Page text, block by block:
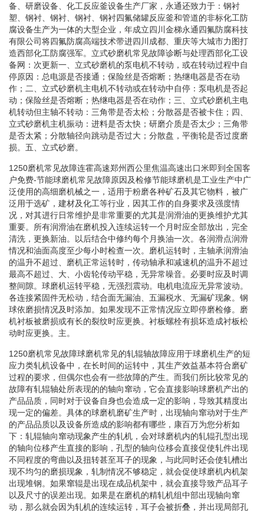
备、研磨设备、化工反应釜设备生产厂家，永通还致力于：钢衬
塑、钢衬、钢衬、钢衬、钢衬四氟储罐反应釜和管道的非标化工防
腐设备生产为一体的大型企业，年成立四川金梯永通四氟防腐科技
有限公司将四氟防腐高端技术带进四川成都、重庆等大城市力图打
造西部化工防腐强军。立式砂磨机常见故障诊断与处理西部化工设
备网：次更新一、立式砂磨机的泵电机不转动，或在转动过程中自
停原因：总电源是否接通；保险丝是否熔断；热继电器是否在动
作；二、立式砂磨机主电机不转动或在转动中自停：泵电机是否起
动；保险丝是否熔断；热继电器是否在动作；三、立式砂磨机主电
机转动但主轴不转动：三角带是否太松；分散器是否被卡住；四、
立式砂磨机主机振动：进料是否太快；研磨介质是否太少；三角带
是否太紧；分散轴径向跳动是否过大；分散盘，平衡轮是否过度磨
损。五、立式砂磨。
1250磨机常见故障连霍高速郑州西公里焦温高速出口米即到全国客
户免费-节能球磨机常见故障原因及检修节能球磨机是工业生产中广
泛使用的高细磨机械之一，适用于粉磨各种矿石及其它物料，被广
泛用于选矿，建材及化工等行业，因其工作的自身要求及强度情
况，对其进行日常维护是非常重要的尤其是润滑油的更换维护尤其
重要。所有润滑油在磨机投入连续运转一个月时应全部放出，完全
清洗，更换新油。以后结合中修约每个月换油一次。各润滑点润滑
情况和油面高度至少每小时检查一次。磨机运转时，主轴承润滑油
的温升不超过、磨机正常运转时，传动轴承和减速机的温升不超过
最高不超过、大、小齿轮传动平稳，无异常噪音。必要时应及时调
整间隙。球磨机运转平稳，无强烈震动。电机电流应无异常波动。
各连接紧固件无松动，结合面无漏油、五漏税水、无漏矿现象。钢
球依磨损情况及时添加。如果发现不正常情况应立即停磨检修。磨
机衬板被磨损或有长的裂纹时应更换。衬板螺栓有损坏造成衬板松
动时应更换。主。
1250磨机常见故障球磨机常见的轧辊轴故障应用于球磨机生产的短
应力类轧机设备中，在长时间的运转中，其生产效益基本符合磨矿
过程的要求，但偶尔也会有一些故障的产生。而我们所比较常见的
故障有轧辊轴处所表现的的轴向窜动，它会直接影响球磨机产出的
产品品质，同时对于设备自身也会造成一定的影响，导致其精度出
现一定的偏差。具体的球磨机磨矿生产时，出现轴向窜动对于生产
的产品品质以及设备所造成的影响都有哪些，康百万为您分析如
下：轧辊轴向窜动现象产生的轧机，会对球磨机内的轧辊孔型出现
的轴向位移产生直接的影响，孔型的轴向位移会直接促使轧件出现
不同程度的弯曲以及扭转甚至耳子的现象，与此同时还会使轧槽出
现不均匀的磨损现象，轧制情况不够稳定，就会促使球磨机内机架
出现堆钢。如果窜辊是出现在成品机架中，就会直接导致产品耳子
以及尺寸的误差出现。如果是在磨机的精轧机组中部出现轴向窜
动，那么就会因为轧机的连续运转，耳子会被折叠，并出现局部孔